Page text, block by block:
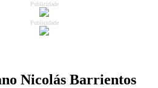
Publicidade
Publicidade
Nicolás Barrientos